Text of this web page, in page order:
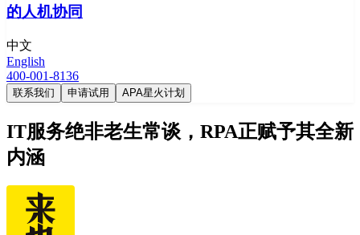
中文
English
400-001-8136
联系我们 申请试用 APA星火计划
IT服务绝非老生常谈，RPA正赋予其全新
内涵